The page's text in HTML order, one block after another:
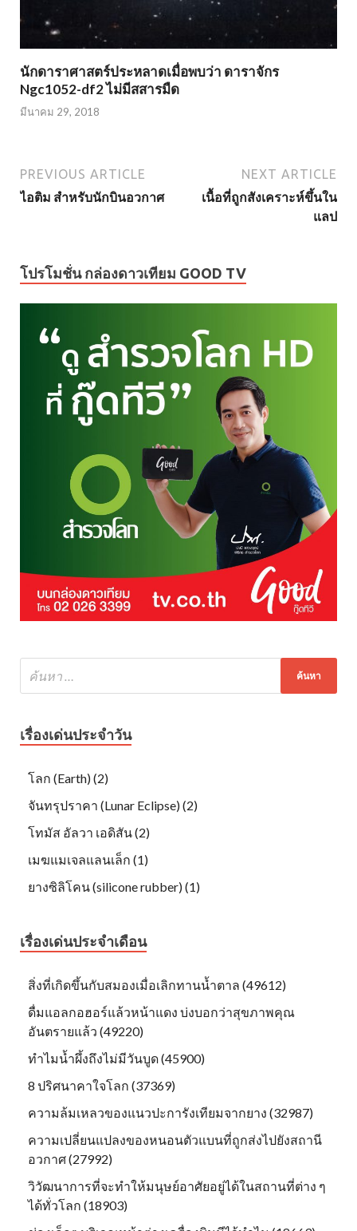
นักดาราศาสตร์ประหลาดเมื่อพบว่า ดาราจักร
Ngc1052-df2 ไม่มีสสารมืด
มีนาคม 29, 2018
PREVIOUS ARTICLE
ไอติม สำหรับนักบินอวกาศ
NEXT ARTICLE
เนื้อที่ถูกสังเคราะห์ขึ้นใน
แลป
โปรโมชั่น กล่องดาวเทียม GOOD TV
เรื่องเด่นประจำวัน
โลก (Earth) (2)
จันทรุปราคา (Lunar Eclipse) (2)
โทมัส อัลวา เอดิสัน (2)
เมฆแมเจลแลนเล็ก (1)
ยางซิลิโคน (silicone rubber) (1)
เรื่องเด่นประจำเดือน
สิ่งที่เกิดขึ้นกับสมองเมื่อเลิกทานน้ำตาล (49612)
ดื่มแอลกอฮอร์แล้วหน้าแดง บ่งบอกว่าสุขภาพคุณ
อันตรายแล้ว (49220)
ทำไมน้ำผึ้งถึงไม่มีวันบูด (45900)
8 ปริศนาคาใจโลก (37369)
ความล้มเหลวของแนวปะการังเทียมจากยาง (32987)
ความเปลี่ยนแปลงของหนอนตัวแบนที่ถูกส่งไปยังสถานี
อวกาศ (27992)
วิวัฒนาการที่จะทำให้มนุษย์อาศัยอยู่ได้ในสถานที่ต่าง ๆ
ได้ทั่วโลก (18903)